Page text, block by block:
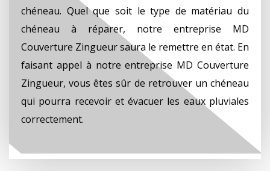
chéneau. Quel que soit le type de matériau du
chéneau à réparer, notre entreprise MD
Couverture Zingueur saura le remettre en état. En
faisant appel à notre entreprise MD Couverture
Zingueur, vous êtes sûr de retrouver un chéneau
qui pourra recevoir et évacuer les eaux pluviales
correctement.